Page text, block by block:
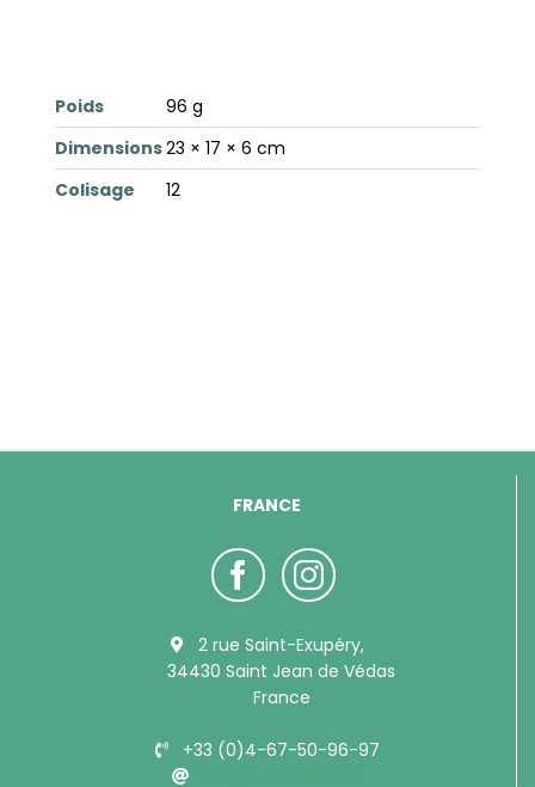
Poids
96 g
Dimensions23 × 17 × 6 cm
Colisage
12
FRANCE
2 rue Saint-Exupéry,
34430 Saint Jean de Védas
France
+33 (0)4-67-50-96-97